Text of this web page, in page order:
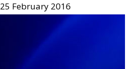
25 February 2016